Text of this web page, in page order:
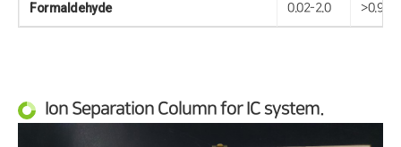
Formaldehyde 0.02-2.0 >0.999
Ion Separation Column for IC system.